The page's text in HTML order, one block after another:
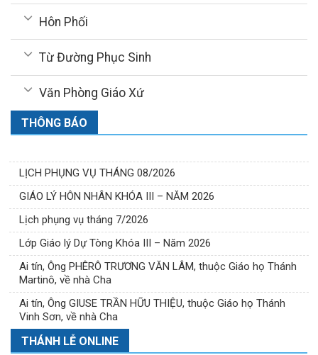
Hôn Phối
Từ Đường Phục Sinh
Văn Phòng Giáo Xứ
THÔNG BÁO
LỊCH PHỤNG VỤ THÁNG 08/2026
GIÁO LÝ HÔN NHÂN KHÓA III – NĂM 2026
Lịch phụng vụ tháng 7/2026
Lớp Giáo lý Dự Tòng Khóa III – Năm 2026
Ai tín, Ông PHÊRÔ TRƯƠNG VĂN LÂM, thuộc Giáo họ Thánh
Martinô, về nhà Cha
Ai tín, Ông GIUSE TRẦN HỮU THIỆU, thuộc Giáo họ Thánh
Vinh Sơn, về nhà Cha
THÁNH LỄ ONLINE